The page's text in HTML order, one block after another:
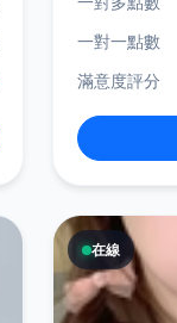
一對一點數
滿意度評分
在線